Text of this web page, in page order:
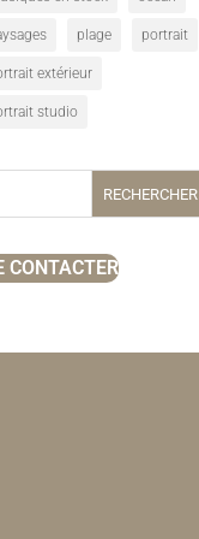
plage portrait
extérieur
studio
RECHERCHER
CONTACTER